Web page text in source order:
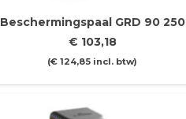
Beschermingspaal GRD 90 250
€ 103,18
(€ 124,85 incl. btw)